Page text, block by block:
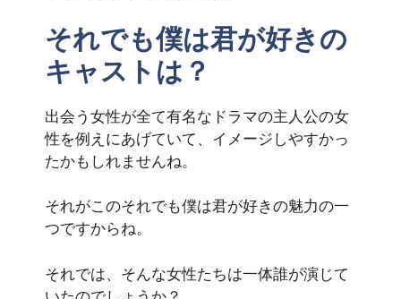
それでも僕は君が好きの
キャストは？
出会う女性が全て有名なドラマの主人公の女
性を例えにあげていて、イメージしやすかっ
たかもしれませんね。
それがこのそれでも僕は君が好きの魅力の一
つですからね。
それでは、そんな女性たちは一体誰が演じて